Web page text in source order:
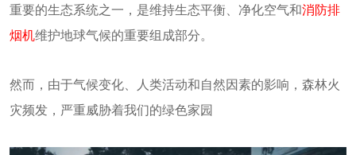
重要的生态系统之一，是维持生态平衡、净化空气和消防排
烟机维护地球气候的重要组成部分。
然而，由于气候变化、人类活动和自然因素的影响，森林火
灾频发，严重威胁着我们的绿色家园